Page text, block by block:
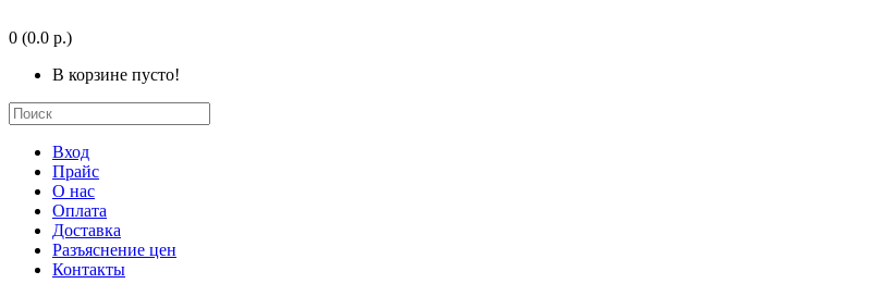
0 (0.0 р.)
В корзине пусто!
Вход
Прайс
О нас
Оплата
Доставка
Разъяснение цен
Контакты